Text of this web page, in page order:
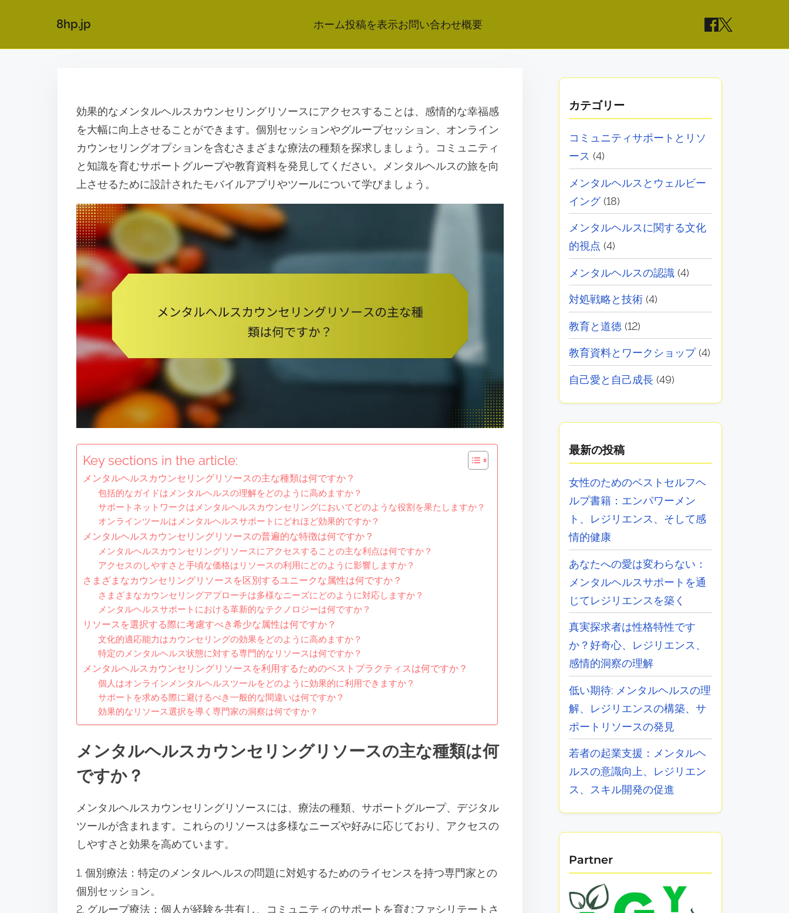
8hp.jp ホーム投稿を表示お問い合わせ概要
効果的なメンタルヘルスカウンセリングリソースにアクセスすることは、感情的な幸福感
を大幅に向上させることができます。個別セッションやグループセッション、オンライン
カウンセリングオプションを含むさまざまな療法の種類を探求しましょう。コミュニティ
と知識を育むサポートグループや教育資料を発見してください。メンタルヘルスの旅を向
上させるために設計されたモバイルアプリやツールについて学びましょう。
Key sections in the article:
メンタルヘルスカウンセリングリソースの主な種類は何ですか？
包括的なガイドはメンタルヘルスの理解をどのように高めますか？
サポートネットワークはメンタルヘルスカウンセリングにおいてどのような役割を果たしますか？
オンラインツールはメンタルヘルスサポートにどれほど効果的ですか？
メンタルヘルスカウンセリングリソースの普遍的な特徴は何ですか？
メンタルヘルスカウンセリングリソースにアクセスすることの主な利点は何ですか？
アクセスのしやすさと手頃な価格はリソースの利用にどのように影響しますか？
さまざまなカウンセリングリソースを区別するユニークな属性は何ですか？
さまざまなカウンセリングアプローチは多様なニーズにどのように対応しますか？
メンタルヘルスサポートにおける革新的なテクノロジーは何ですか？
リソースを選択する際に考慮すべき希少な属性は何ですか？
文化的適応能力はカウンセリングの効果をどのように高めますか？
特定のメンタルヘルス状態に対する専門的なリソースは何ですか？
メンタルヘルスカウンセリングリソースを利用するためのベストプラクティスは何ですか？
個人はオンラインメンタルヘルスツールをどのように効果的に利用できますか？
サポートを求める際に避けるべき一般的な間違いは何ですか？
効果的なリソース選択を導く専門家の洞察は何ですか？
メンタルヘルスカウンセリングリソースの主な種類は何
ですか？
メンタルヘルスカウンセリングリソースには、療法の種類、サポートグループ、デジタル
ツールが含まれます。これらのリソースは多様なニーズや好みに応じており、アクセスの
しやすさと効果を高めています。
1. 個別療法：特定のメンタルヘルスの問題に対処するためのライセンスを持つ専門家との
個別セッション。
2. グループ療法：個人が経験を共有し、コミュニティのサポートを育むファシリテートさ
カテゴリー
コミュニティサポートとリソ
ース (4)
メンタルヘルスとウェルビー
イング(18)
メンタルヘルスに関する文化
的視点 (4)
メンタルヘルスの認識 (4)
対処戦略と技術 (4)
教育と道徳 (12)
教育資料とワークショップ(4)
自己愛と自己成長 (49)
最新の投稿
女性のためのベストセルフヘ
ルプ書籍：エンパワーメン
ト、レジリエンス、そして感
情的健康
あなたへの愛は変わらない：
メンタルヘルスサポートを通
じてレジリエンスを築く
真実探求者は性格特性です
か？好奇心、レジリエンス、
感情的洞察の理解
低い期待: メンタルヘルスの理
解、レジリエンスの構築、サ
ポートリソースの発見
若者の起業支援：メンタルヘ
ルスの意識向上、レジリエン
ス、スキル開発の促進
Partner